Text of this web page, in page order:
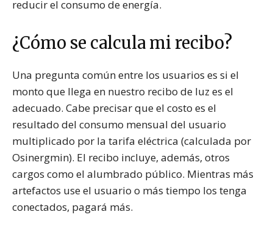
reducir el consumo de energía.
¿Cómo se calcula mi recibo?
Una pregunta común entre los usuarios es si el
monto que llega en nuestro recibo de luz es el
adecuado. Cabe precisar que el costo es el
resultado del consumo mensual del usuario
multiplicado por la tarifa eléctrica (calculada por
Osinergmin). El recibo incluye, además, otros
cargos como el alumbrado público. Mientras más
artefactos use el usuario o más tiempo los tenga
conectados, pagará más.